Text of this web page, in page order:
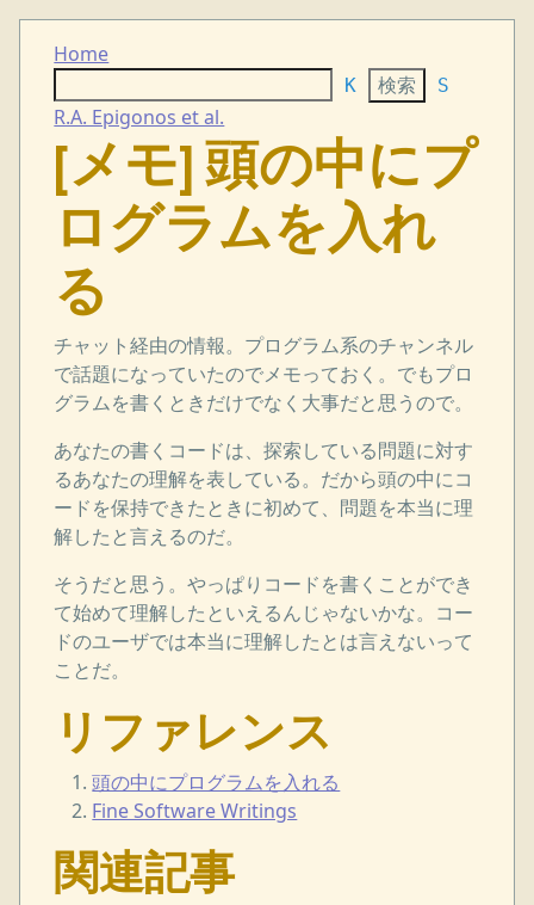
Home
K S
R.A. Epigonos et al.
[メモ] 頭の中にプ
ログラムを入れ
る
チャット経由の情報。プログラム系のチャンネル
で話題になっていたのでメモっておく。でもプロ
グラムを書くときだけでなく大事だと思うので。
あなたの書くコードは、探索している問題に対す
るあなたの理解を表している。だから頭の中にコ
ードを保持できたときに初めて、問題を本当に理
解したと言えるのだ。
そうだと思う。やっぱりコードを書くことができ
て始めて理解したといえるんじゃないかな。コー
ドのユーザでは本当に理解したとは言えないって
ことだ。
リファレンス
頭の中にプログラムを入れる
Fine Software Writings
関連記事